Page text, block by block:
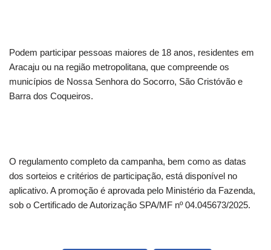
Podem participar pessoas maiores de 18 anos, residentes em
Aracaju ou na região metropolitana, que compreende os
municípios de Nossa Senhora do Socorro, São Cristóvão e
Barra dos Coqueiros.
O regulamento completo da campanha, bem como as datas
dos sorteios e critérios de participação, está disponível no
aplicativo. A promoção é aprovada pelo Ministério da Fazenda,
sob o Certificado de Autorização SPA/MF nº 04.045673/2025.